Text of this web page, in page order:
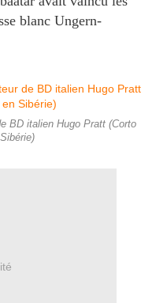
blanc Ungern-
BD italien Hugo Pratt (Corto